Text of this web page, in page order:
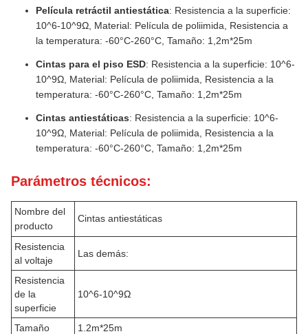
Película retráctil antiestática: Resistencia a la superficie:
10^6-10^9Ω, Material: Película de poliimida, Resistencia a
la temperatura: -60°C-260°C, Tamaño: 1,2m*25m
Cintas para el piso ESD: Resistencia a la superficie: 10^6-
10^9Ω, Material: Película de poliimida, Resistencia a la
temperatura: -60°C-260°C, Tamaño: 1,2m*25m
Cintas antiestáticas: Resistencia a la superficie: 10^6-
10^9Ω, Material: Película de poliimida, Resistencia a la
temperatura: -60°C-260°C, Tamaño: 1,2m*25m
Parámetros técnicos:
Nombre del
producto
Cintas antiestáticas
Resistencia
al voltaje
Las demás:
Resistencia
de la
superficie
10^6-10^9Ω
Tamaño
1.2m*25m